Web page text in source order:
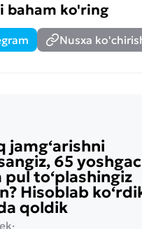
baham ko'ring
Nusxa
jamg‘arishni
65
pul to‘plashingiz
Hisoblab
qoldik
·